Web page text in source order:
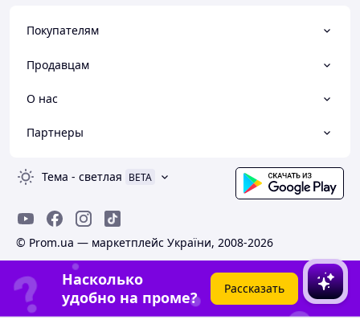
Покупателям
Продавцам
О нас
Партнеры
Тема - светлая BETA
© Prom.ua — маркетплейс України, 2008-2026
Насколько
удобно на проме?
Рассказать